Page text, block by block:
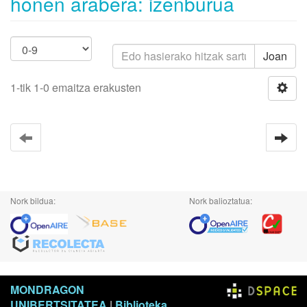
Joan
1-tik 1-0 emaitza erakusten
Nork bildua: Nork balioztatua:
MONDRAGON